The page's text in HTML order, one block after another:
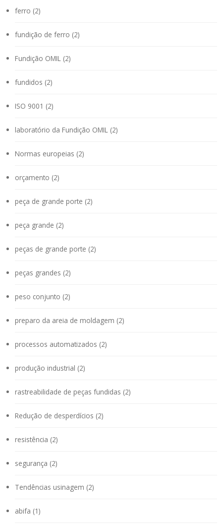
ferro (2)
fundição de ferro (2)
Fundição OMIL (2)
fundidos (2)
ISO 9001 (2)
laboratório da Fundição OMIL (2)
Normas europeias (2)
orçamento (2)
peça de grande porte (2)
peça grande (2)
peças de grande porte (2)
peças grandes (2)
peso conjunto (2)
preparo da areia de moldagem (2)
processos automatizados (2)
produção industrial (2)
rastreabilidade de peças fundidas (2)
Redução de desperdícios (2)
resistência (2)
segurança (2)
Tendências usinagem (2)
abifa (1)